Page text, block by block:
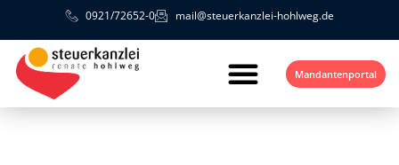
0921/72652-0 mail@steuerkanzlei-hohlweg.de
Mandantenportal